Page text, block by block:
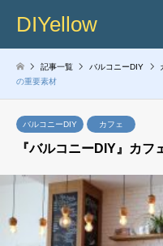
DIYellow
記事一覧 バルコニーDIY
の重要素材
バルコニーDIY カフェ
『バルコニーDIY』カ